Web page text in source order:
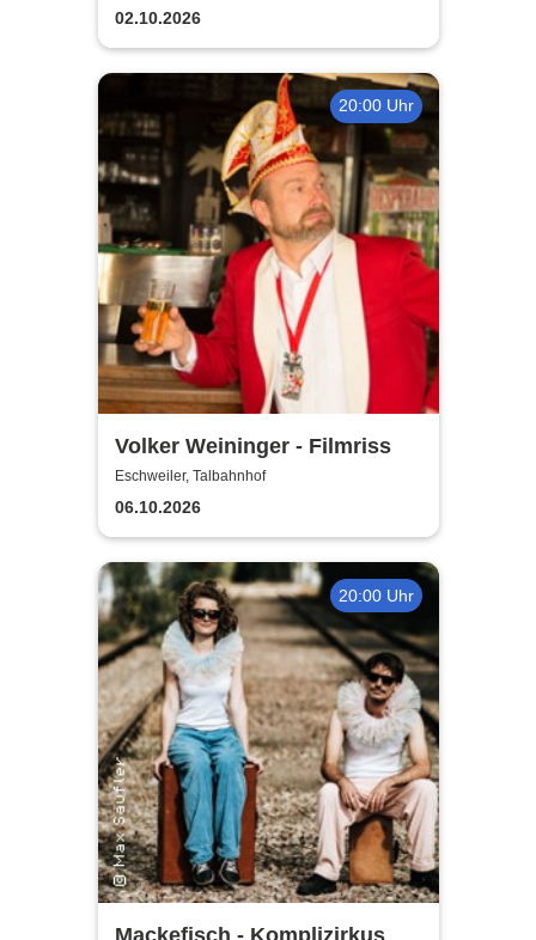
02.10.2026
20:00 Uhr
Volker Weininger - Filmriss
Eschweiler, Talbahnhof
06.10.2026
20:00 Uhr